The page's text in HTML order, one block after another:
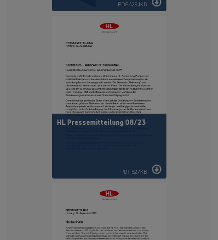
PDF 429,1KB
HL Pressemitteilung 08/23
PDF 627KB